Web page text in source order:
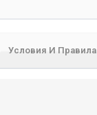
Условия И Правила